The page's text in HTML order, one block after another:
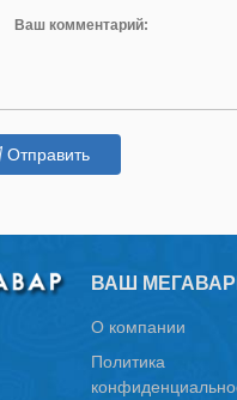
Отправить
ВАШ
О компании
Политика